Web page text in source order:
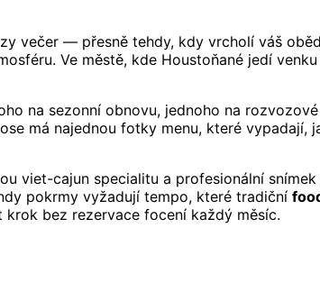
večer — přesně tehdy, kdy vrcholí váš
Ve městě, kde Houstoňané jedí
na sezonní obnovu, jednoho na
má najednou fotky menu, které vypadají,
viet-cajun specialitu a profesionální
pokrmy vyžadují tempo, které tradiční
krok bez rezervace focení každý měsíc.